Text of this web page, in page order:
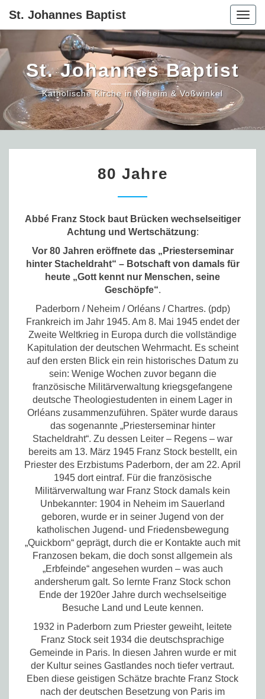
St. Johannes Baptist
St. Johannes Baptist
Katholische Kirche in Neheim & Voßwinkel
Jahre
80 Jahre
Abbé Franz Stock baut Brücken wechselseitiger
Achtung und Wertschätzung:
Vor 80 Jahren eröffnete das „Priesterseminar
hinter Stacheldraht“ – Botschaft von damals für
heute „Gott kennt nur Menschen, seine
Geschöpfe“.
Paderborn / Neheim / Orléans / Chartres. (pdp)
Frankreich im Jahr 1945. Am 8. Mai 1945 endet der
Zweite Weltkrieg in Europa durch die vollständige
Kapitulation der deutschen Wehrmacht. Es scheint
auf den ersten Blick ein rein historisches Datum zu
sein: Wenige Wochen zuvor begann die
französische Militärverwaltung kriegsgefangene
deutsche Theologiestudenten in einem Lager in
Orléans zusammenzuführen. Später wurde daraus
das sogenannte „Priesterseminar hinter
Stacheldraht“. Zu dessen Leiter – Regens – war
bereits am 13. März 1945 Franz Stock bestellt, ein
Priester des Erzbistums Paderborn, der am 22. April
1945 dort eintraf. Für die französische
Militärverwaltung war Franz Stock damals kein
Unbekannter: 1904 in Neheim im Sauerland
geboren, wurde er in seiner Jugend von der
katholischen Jugend- und Friedensbewegung
„Quickborn“ geprägt, durch die er Kontakte auch mit
Franzosen bekam, die doch sonst allgemein als
„Erbfeinde“ angesehen wurden – was auch
andersherum galt. So lernte Franz Stock schon
Ende der 1920er Jahre durch wechselseitige
Besuche Land und Leute kennen.
1932 in Paderborn zum Priester geweiht, leitete
Franz Stock seit 1934 die deutschsprachige
Gemeinde in Paris. In diesen Jahren wurde er mit
der Kultur seines Gastlandes noch tiefer vertraut.
Eben diese geistigen Schätze brachte Franz Stock
nach der deutschen Besetzung von Paris im